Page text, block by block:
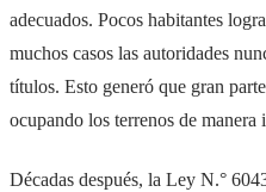
adecuados. Pocos habitantes
muchos casos las autoridades
títulos. Esto generó que gran
ocupando los terrenos de manera
Décadas después, la Ley N.°